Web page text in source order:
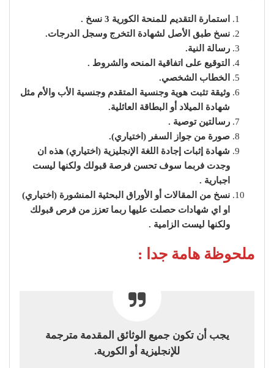
استمارة التقديم للمنحة الكورية 3 نسخ .
نسخ طبق الأصل لشهادة التخرج وسجل الدرجات.
رسالة النية.
التوقيع على اتفاقية المنحه والشروط .
الخطاب الشخصي.
وثيقة تثبت هوية وجنسية المتقدم وجنسية الأب والأم مثل
شهادة الميلاد أو البطاقة العائلية.
رسالتين توصية .
صورة من جواز السفر (اختياري).
شهادة إثبات إجادة اللغة الإنجليزية (اختياري) هذه ان
وجدت فربما سوف تحسن فرصة قبولك ولكنها ليست
اجبارية .
نسخ من المقالات أو الأوراق البحثية المنشورة (اختياري)
او اي شهادات حصلت عليها ربما تعزز من فرص قبولك
ولكنها ليست الزامية .
ملحوظة هامة جدا :
يجب أن تكون جميع الوثائق المقدمة مترجمة
للإنجليزية أو الكورية.